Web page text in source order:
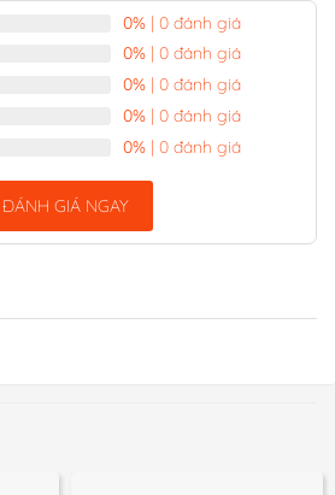
0% | 0 đánh giá
0% | 0 đánh giá
0% | 0 đánh giá
0% | 0 đánh giá
0% | 0 đánh giá
ĐÁNH GIÁ NGAY